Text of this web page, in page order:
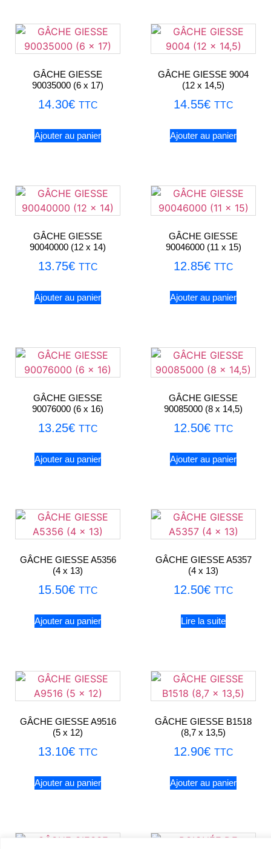
GÂCHE GIESSE
90035000 (6 x 17)
14.30€ TTC
Ajouter au panier
GÂCHE GIESSE 9004
(12 x 14,5)
14.55€ TTC
Ajouter au panier
GÂCHE GIESSE
90040000 (12 x 14)
13.75€ TTC
Ajouter au panier
GÂCHE GIESSE
90046000 (11 x 15)
12.85€ TTC
Ajouter au panier
GÂCHE GIESSE
90076000 (6 x 16)
13.25€ TTC
Ajouter au panier
GÂCHE GIESSE
90085000 (8 x 14,5)
12.50€ TTC
Ajouter au panier
GÂCHE GIESSE A5356
(4 x 13)
15.50€ TTC
Ajouter au panier
GÂCHE GIESSE A5357
(4 x 13)
12.50€ TTC
Lire la suite
GÂCHE GIESSE A9516
(5 x 12)
13.10€ TTC
Ajouter au panier
GÂCHE GIESSE B1518
(8,7 x 13,5)
12.90€ TTC
Ajouter au panier